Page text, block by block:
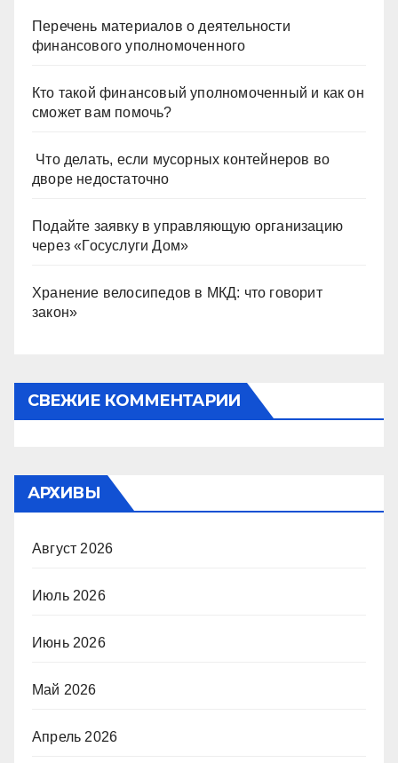
Перечень материалов о деятельности
финансового уполномоченного
Кто такой финансовый уполномоченный и как он
сможет вам помочь?
Что делать, если мусорных контейнеров во
дворе недостаточно
Подайте заявку в управляющую организацию
через «Госуслуги Дом»
Хранение велосипедов в МКД: что говорит
закон»
СВЕЖИЕ КОММЕНТАРИИ
АРХИВЫ
Август 2026
Июль 2026
Июнь 2026
Май 2026
Апрель 2026